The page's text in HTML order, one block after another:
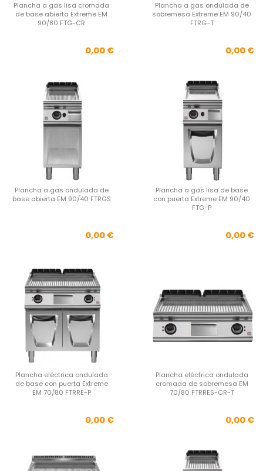
Plancha a gas lisa cromada
de base abierta Extreme EM
90/80 FTG-CR
Precio
0,00 €
Plancha a gas ondulada de
sobremesa Extreme EM 90/40
FTRG-T
0,00 €
Plancha a gas ondulada de
base abierta EM 90/40 FTRGS
Precio
0,00 €
Plancha a gas lisa de base
con puerta Extreme EM 90/40
FTG-P
0,00 €
Plancha eléctrica ondulada
de base con puerta Extreme
EM 70/80 FTRRE-P
Precio
0,00 €
Plancha eléctrica ondulada
cromada de sobremesa EM
70/80 FTRRES-CR-T
0,00 €